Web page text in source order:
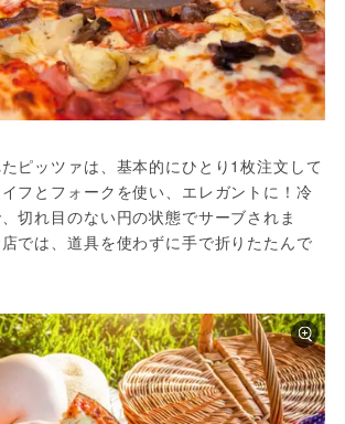
ピッツァは、基本的にひとり1枚注文して
フとフォークを使い、エレガントに！冷
切れ目のない円の状態でサーブされま
では、道具を使わずに手で折りたたんで